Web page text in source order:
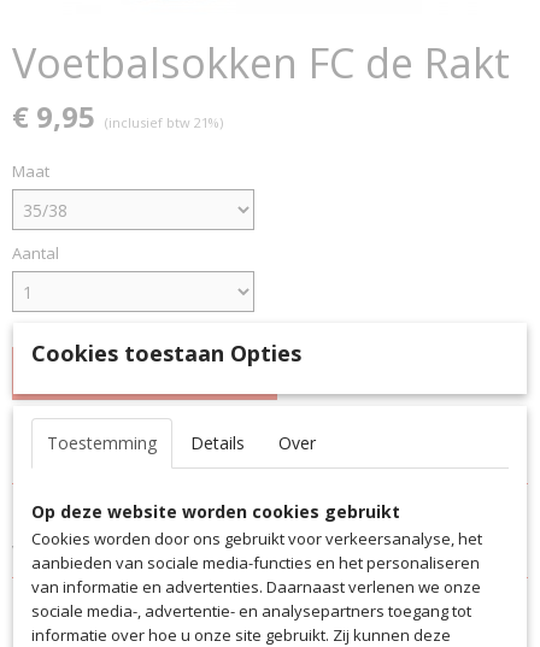
Voetbalsokken FC de Rakt
€ 9,95 (inclusief btw 21%)
Maat
Aantal
Specificaties
5014
EAN code
5014RAKT
Productcode leverancier
5014RAKT
Omschrijving
Voetbalsokken FC de Rakt
Cookies toestaan Opties
Toestemming Details Over
Op deze website worden cookies gebruikt
Cookies worden door ons gebruikt voor verkeersanalyse, het
aanbieden van sociale media-functies en het personaliseren
van informatie en advertenties. Daarnaast verlenen we onze
sociale media-, advertentie- en analysepartners toegang tot
informatie over hoe u onze site gebruikt. Zij kunnen deze